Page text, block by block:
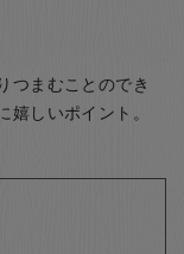
つまむことのでき
嬉しいポイント。